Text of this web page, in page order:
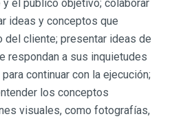
el público objetivo; colaborar
ideas y conceptos que
del cliente; presentar ideas de
respondan a sus inquietudes
continuar con la ejecución;
los conceptos
visuales, como fotografías,